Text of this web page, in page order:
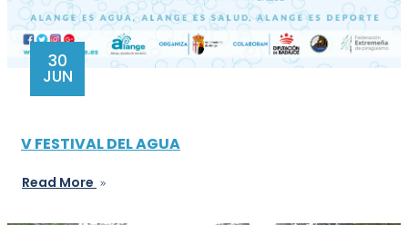
30
JUN
V FESTIVAL DEL AGUA
Read More